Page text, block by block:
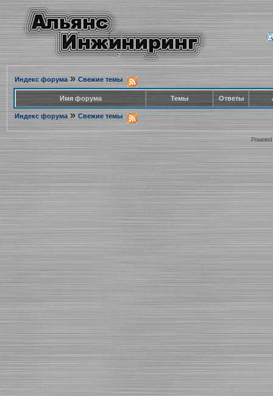
Индекс форума» Свежие темы
Имя форума Темы Ответы
Индекс форума » Свежие темы